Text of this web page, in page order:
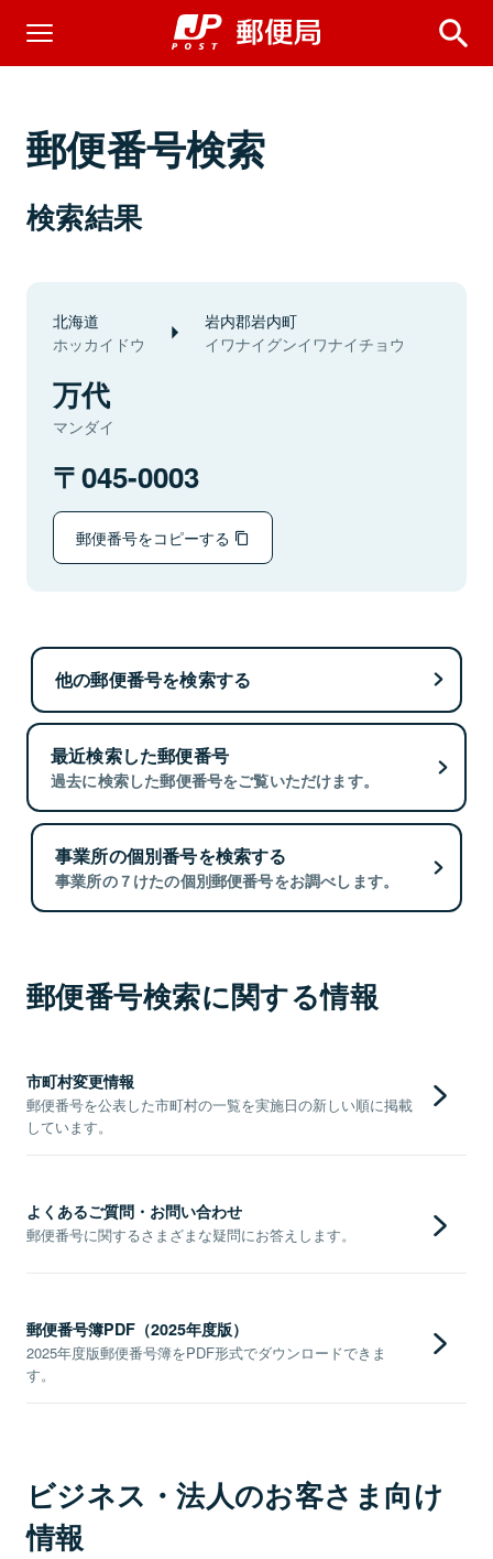
郵便番号検索
検索結果
北海道
ホッカイドウ
岩内郡岩内町
イワナイグンイワナイチョウ
万代
マンダイ
045-0003
郵便番号をコピーする
他の郵便番号を検索する
最近検索した郵便番号
過去に検索した郵便番号をご覧いただけます。
事業所の個別番号を検索する
事業所の７けたの個別郵便番号をお調べします。
郵便番号検索に関する情報
市町村変更情報
郵便番号を公表した市町村の一覧を実施日の新しい順に掲載
しています。
よくあるご質問・お問い合わせ
郵便番号に関するさまざまな疑問にお答えします。
郵便番号簿PDF（2025年度版）
2025年度版郵便番号簿をPDF形式でダウンロードできま
す。
ビジネス・法人のお客さま向け
情報